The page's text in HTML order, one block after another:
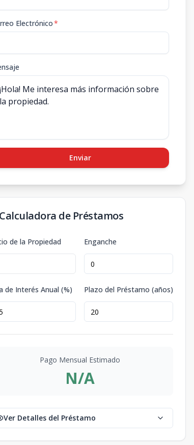
Electrónico*
Enviar
Calculadora de Préstamos
de la Propiedad Enganche
de Interés Anual (%) Plazo del Préstamo (años)
Pago Mensual Estimado
N/A
Ver Detalles del Préstamo